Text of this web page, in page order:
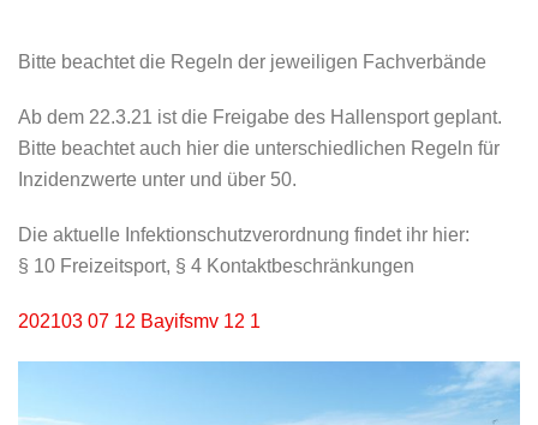
Bitte beachtet die Regeln der jeweiligen Fachverbände
Ab dem 22.3.21 ist die Freigabe des Hallensport geplant.
Bitte beachtet auch hier die unterschiedlichen Regeln für
Inzidenzwerte unter und über 50.
Die aktuelle Infektionschutzverordnung findet ihr hier:
§ 10 Freizeitsport, § 4 Kontaktbeschränkungen
202103 07 12 Bayifsmv 12 1